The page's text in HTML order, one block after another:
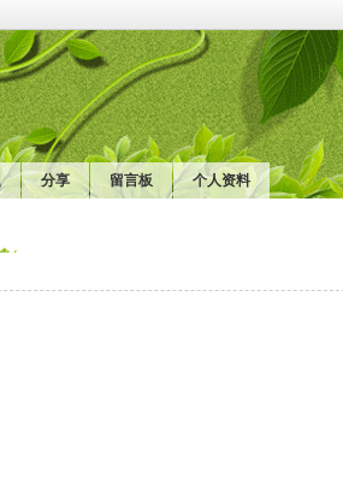
分享 留言板 个人资料